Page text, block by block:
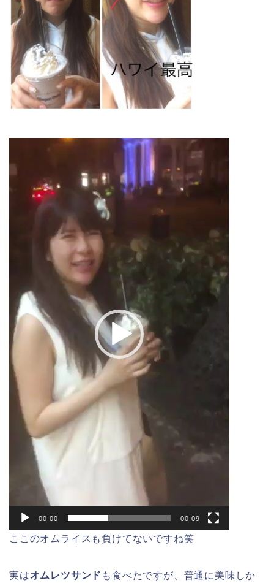
00:00 00:09
ここのオムライスも負けてないですね笑
実はオムレツサンド も食べたですが、普通に美味しか